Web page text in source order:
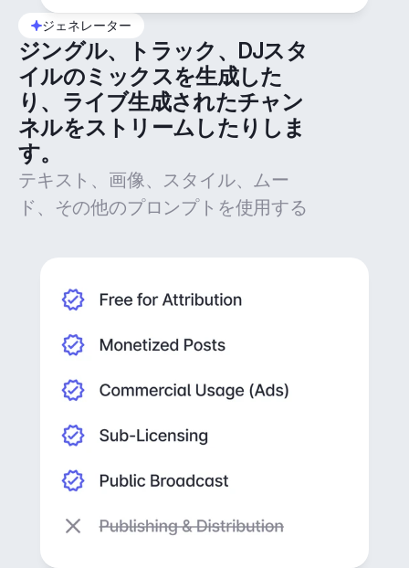
ジェネレーター
ジングル、トラック、DJスタ
イルのミックスを生成した
り、ライブ生成されたチャン
ネルをストリームしたりしま
す。
テキスト、画像、スタイル、ムー
ド、その他のプロンプトを使用する